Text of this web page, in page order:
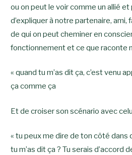
ouon peut le voir comme un allié
d’expliquer à notre partenaire, ami,
de qui on peut cheminer en
fonctionnement et ce que raconte
« quand tu m’as dit ça, c’est venu
ça comme ça
Et de croiser son scénario avec
« tu peux me dire de ton côté dans
tu m’as dit ça ? Tu serais d’accord